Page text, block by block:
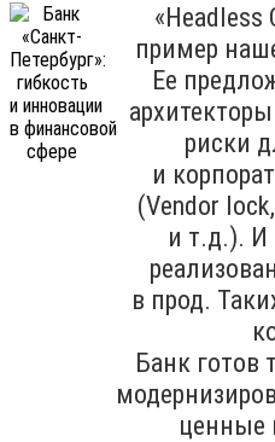
«Headless
пример
Ее
риски
и
(Vendor
и т.д.). И
в прод.
Банк готов
ценные